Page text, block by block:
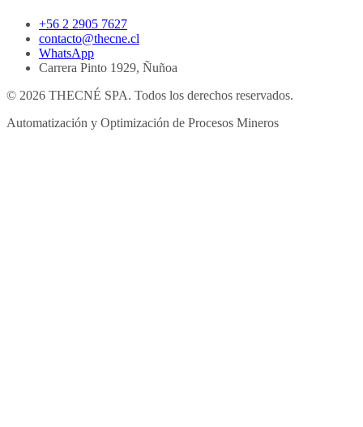
+56 2 2905 7627
contacto@thecne.cl
WhatsApp
Carrera Pinto 1929, Ñuñoa
© 2026 THECNÉ SPA. Todos los derechos reservados.
Automatización y Optimización de Procesos Mineros